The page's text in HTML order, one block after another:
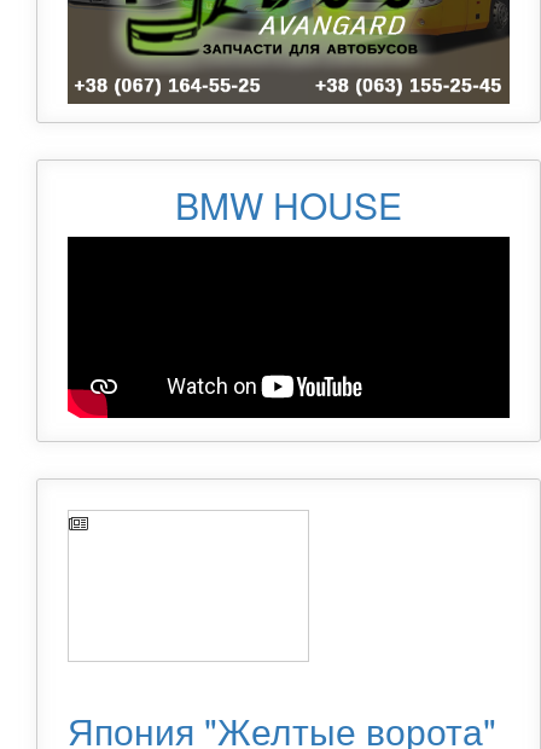
BMW HOUSE
Япония "Желтые ворота"